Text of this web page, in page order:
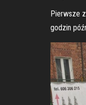
Pierwsze
godzin